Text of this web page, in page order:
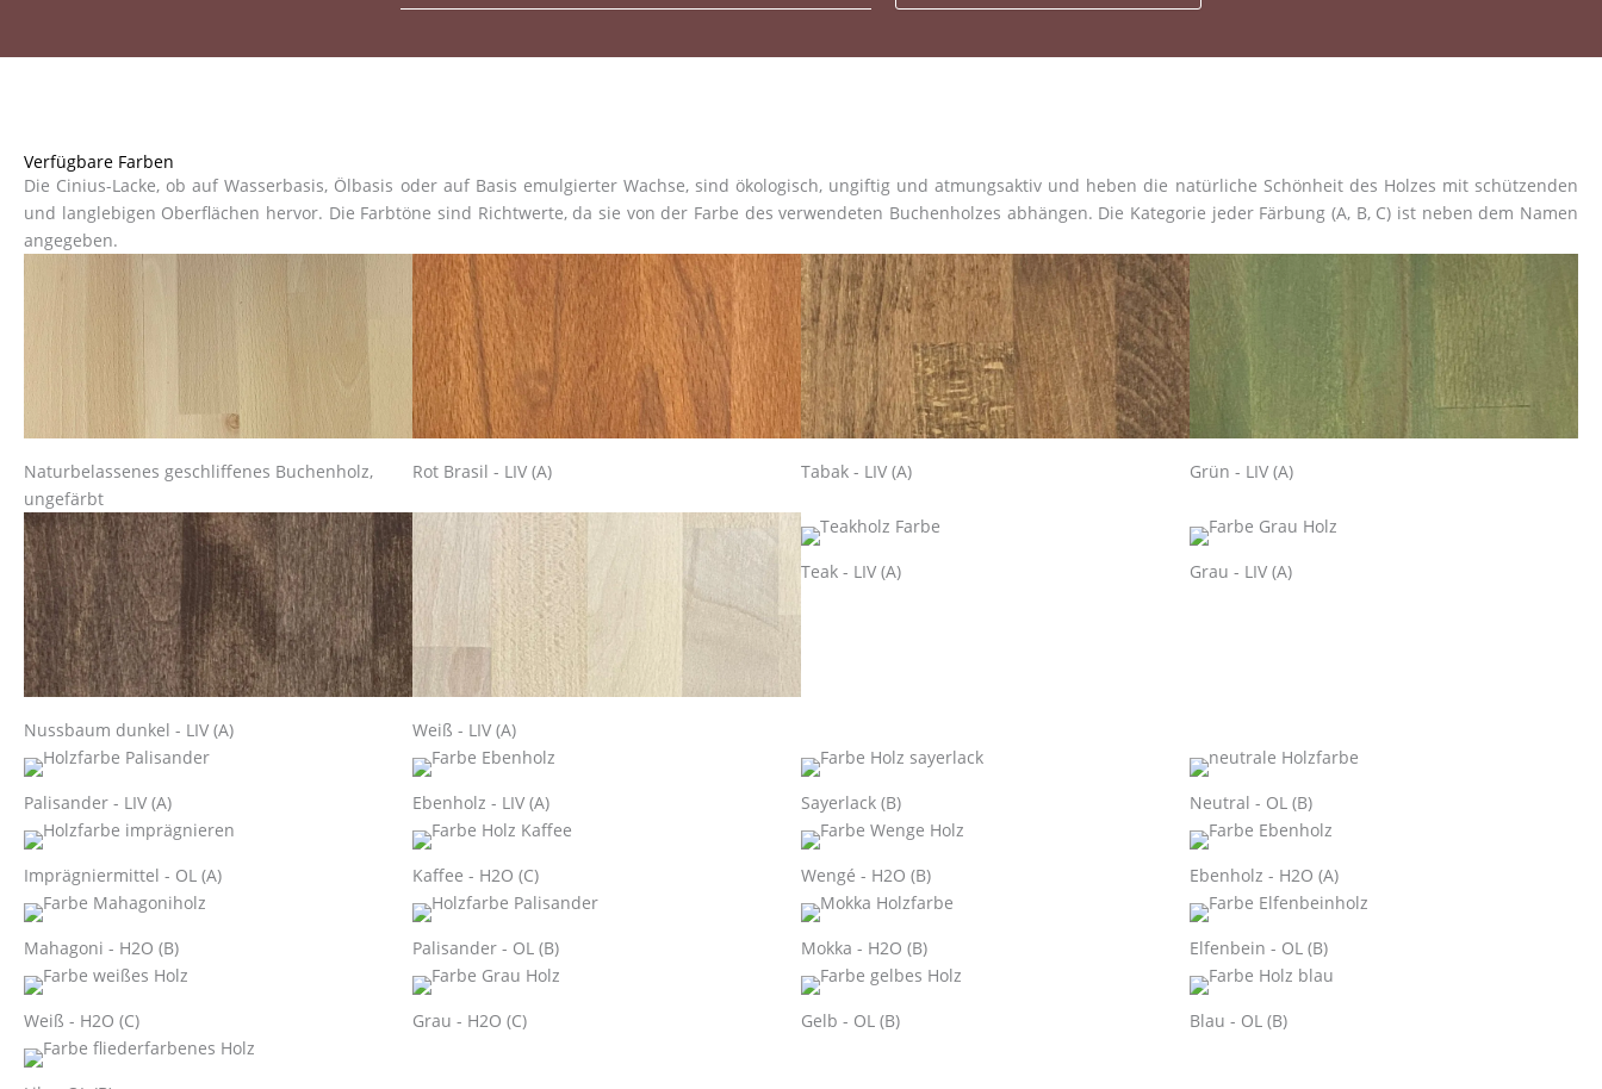
Verfügbare Farben
Die Cinius-Lacke, ob auf Wasserbasis, Ölbasis oder auf Basis emulgierter Wachse, sind ökologisch, ungiftig und atmungsaktiv und heben die natürliche Schönheit des Holzes mit schützenden
und langlebigen Oberflächen hervor. Die Farbtöne sind Richtwerte, da sie von der Farbe des verwendeten Buchenholzes abhängen. Die Kategorie jeder Färbung (A, B, C) ist neben dem Namen
angegeben.
Naturbelassenes geschliffenes Buchenholz,
ungefärbt
Rot Brasil - LIV (A) Tabak - LIV (A) Grün - LIV (A)
Nussbaum dunkel - LIV (A) Weiß - LIV (A)
Teak - LIV (A) Grau - LIV (A)
Palisander - LIV (A) Ebenholz - LIV (A) Sayerlack (B) Neutral - OL (B)
Imprägniermittel - OL (A) Kaffee - H2O (C) Wengé - H2O (B) Ebenholz - H2O (A)
Mahagoni - H2O (B) Palisander - OL (B) Mokka - H2O (B) Elfenbein - OL (B)
Weiß - H2O (C) Grau - H2O (C) Gelb - OL (B) Blau - OL (B)